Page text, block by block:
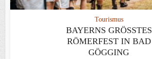
Tourismus
BAYERNS GRÖSSTES R
ÖMERFEST IN BAD G
ÖGGING